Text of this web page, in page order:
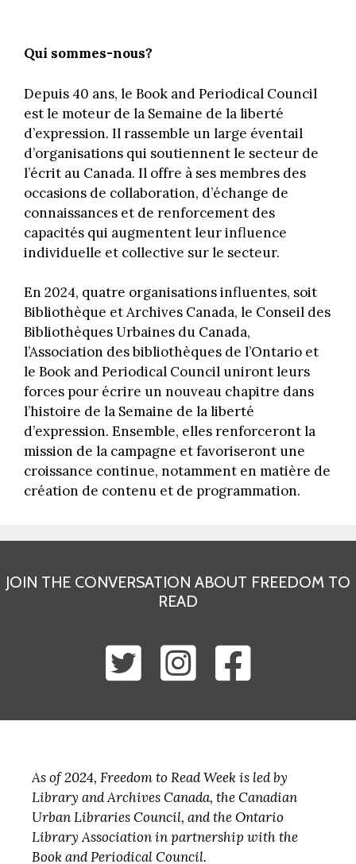
Qui sommes-nous?
Depuis 40 ans, le Book and Periodical Council
est le moteur de la Semaine de la liberté
d’expression. Il rassemble un large éventail
d’organisations qui soutiennent le secteur de
l’écrit au Canada. Il offre à ses membres des
occasions de collaboration, d’échange de
connaissances et de renforcement des
capacités qui augmentent leur influence
individuelle et collective sur le secteur.
En 2024, quatre organisations influentes, soit
Bibliothèque et Archives Canada, le Conseil des
Bibliothèques Urbaines du Canada,
l’Association des bibliothèques de l’Ontario et
le Book and Periodical Council uniront leurs
forces pour écrire un nouveau chapitre dans
l’histoire de la Semaine de la liberté
d’expression. Ensemble, elles renforceront la
mission de la campagne et favoriseront une
croissance continue, notamment en matière de
création de contenu et de programmation.
JOIN THE CONVERSATION ABOUT FREEDOM TO
READ
As of 2024, Freedom to Read Week is led by
Library and Archives Canada, the Canadian
Urban Libraries Council, and the Ontario
Library Association in partnership with the
Book and Periodical Council.